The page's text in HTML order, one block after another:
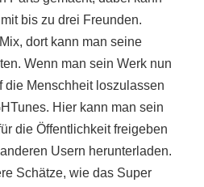
bis zu drei Freunden.
dort kann man seine
Wenn man sein Werk nun
die Menschheit loszulassen
Hier kann man sein
die Öffentlichkeit freigeben
Usern herunterladen.
Schätze, wie das Super